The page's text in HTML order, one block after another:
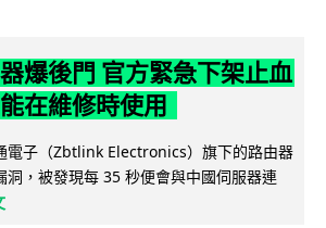
爆後門 官方緊急下架止血
在維修時使用
電子（Zbtlink Electronics）旗下的路由器
洞，被發現每 35 秒便會與中國伺服器連